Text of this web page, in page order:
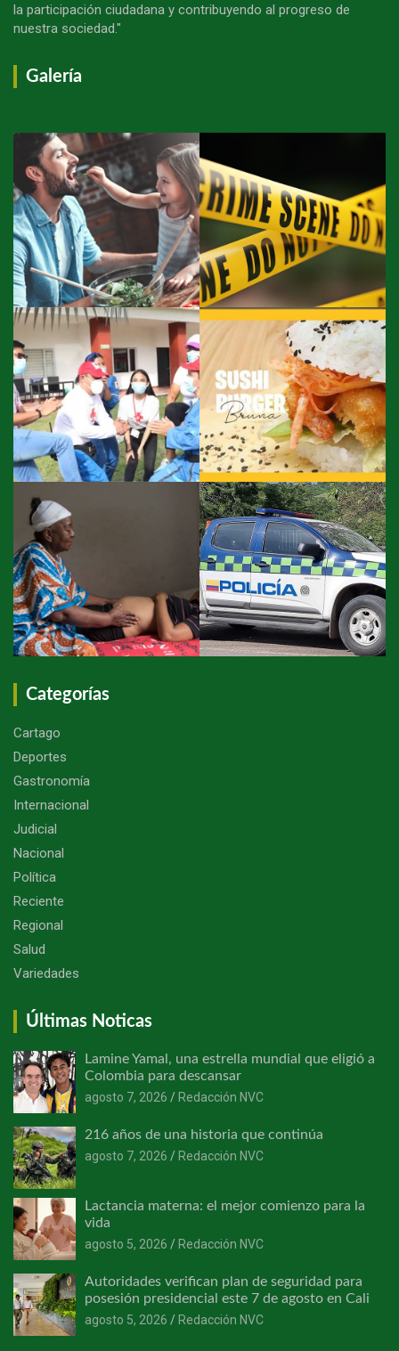
la participación ciudadana y contribuyendo al progreso de
nuestra sociedad."
Galería
Categorías
Cartago
Deportes
Gastronomía
Internacional
Judicial
Nacional
Política
Reciente
Regional
Salud
Variedades
Últimas Noticas
Lamine Yamal, una estrella mundial que eligió a
Colombia para descansar
agosto 7, 2026
Redacción NVC
216 años de una historia que continúa
agosto 7, 2026
Redacción NVC
Lactancia materna: el mejor comienzo para la
vida
agosto 5, 2026
Redacción NVC
Autoridades verifican plan de seguridad para
posesión presidencial este 7 de agosto en Cali
agosto 5, 2026
Redacción NVC